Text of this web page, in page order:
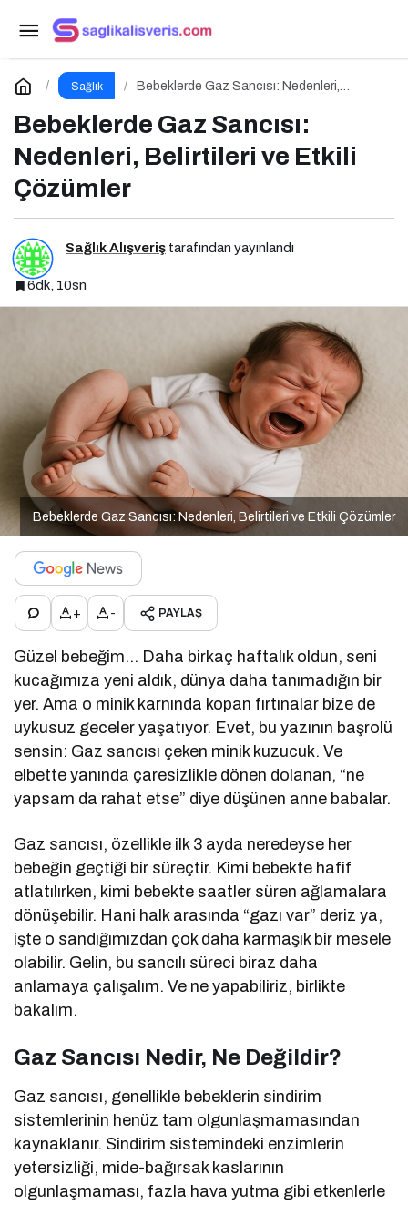
Sağlık
Bebeklerde Gaz Sancısı: Nedenleri,
Bebeklerde Gaz Sancısı:
Nedenleri, Belirtileri ve Etkili
Çözümler
Sağlık Alışveriş tarafından yayınlandı
6dk, 10sn
Bebeklerde Gaz Sancısı: Nedenleri, Belirtileri ve Etkili Çözümler
+ - PAYLAŞ
Güzel bebeğim… Daha birkaç haftalık oldun, seni
kucağımıza yeni aldık, dünya daha tanımadığın bir
yer. Ama o minik karnında kopan fırtınalar bize de
uykusuz geceler yaşatıyor. Evet, bu yazının başrolü
sensin: Gaz sancısı çeken minik kuzucuk. Ve
elbette yanında çaresizlikle dönen dolanan, “ne
yapsam da rahat etse” diye düşünen anne babalar.
Gaz sancısı, özellikle ilk 3 ayda neredeyse her
bebeğin geçtiği bir süreçtir. Kimi bebekte hafif
atlatılırken, kimi bebekte saatler süren ağlamalara
dönüşebilir. Hani halk arasında “gazı var” deriz ya,
işte o sandığımızdan çok daha karmaşık bir mesele
olabilir. Gelin, bu sancılı süreci biraz daha
anlamaya çalışalım. Ve ne yapabiliriz, birlikte
bakalım.
Gaz Sancısı Nedir, Ne Değildir?
Gaz sancısı, genellikle bebeklerin sindirim
sistemlerinin henüz tam olgunlaşmamasından
kaynaklanır. Sindirim sistemindeki enzimlerin
yetersizliği, mide-bağırsak kaslarının
olgunlaşmaması, fazla hava yutma gibi etkenlerle
Yarık Damak ve Dudakla Doğan Bebeklerde
Beslenme
Yorum Yap